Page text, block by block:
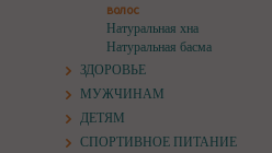
волос
Натуральная хна
Натуральная басма
ЗДОРОВЬЕ
МУЖЧИНАМ
ДЕТЯМ
СПОРТИВНОЕ ПИТАНИЕ